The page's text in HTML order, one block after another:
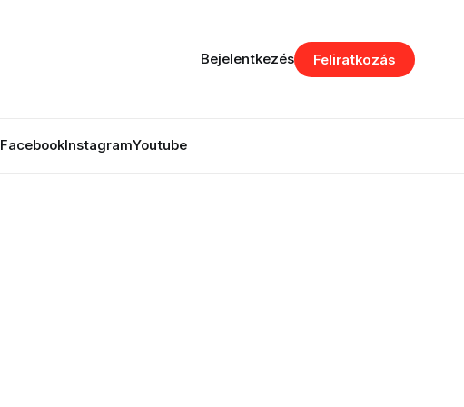
FacebookInstagramYoutube
Bejelentkezés Feliratkozás